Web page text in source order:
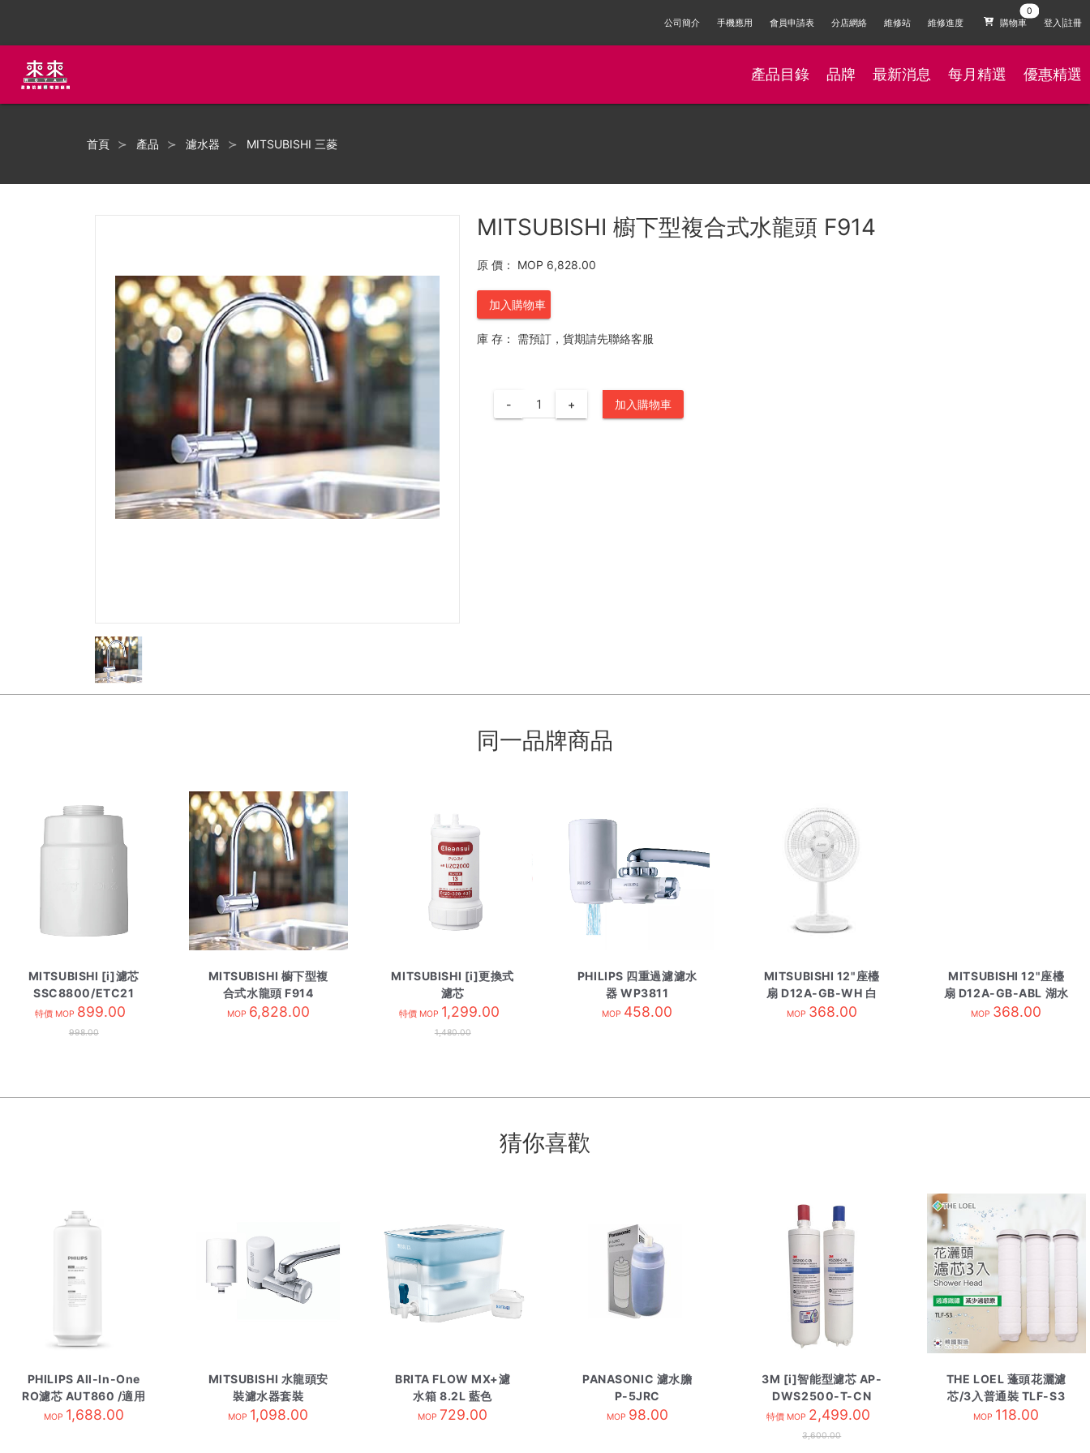
公司簡介 手機應用 會員申請表 分店網絡 維修站 維修進度 購物車 登入|註冊
產品目錄 品牌 最新消息 每月精選 優惠精選
首頁 產品 濾水器 MITSUBISHI 三菱
MITSUBISHI 櫥下型複合式水龍頭 F914
原 價： MOP 6,828.00
加入購物車
庫 存： 需預訂，貨期請先聯絡客服
- + 加入購物車
同一品牌商品
MITSUBISHI [i]濾芯
SSC8800/ETC21
特價 MOP 899.00
998.00
MITSUBISHI 櫥下型複
合式水龍頭 F914
MOP 6,828.00
MITSUBISHI [i]更換式
濾芯
UZC2000E/EUC2000
特價 MOP 1,299.00
1,480.00
PHILIPS 四重過濾濾水
器 WP3811
MOP 458.00
MITSUBISHI 12"座檯
扇 D12A-GB-WH 白
MOP 368.00
MITSUBISHI 12"座檯
扇 D12A-GB-ABL 湖水
藍
MOP 368.00
猜你喜歡
PHILIPS All-In-One
RO濾芯 AUT860 /適用
AUT6036
MOP 1,688.00
MITSUBISHI 水龍頭安
裝濾水器套裝
EF201+EFC21
MOP 1,098.00
BRITA FLOW MX+濾
水箱 8.2L 藍色
MOP 729.00
PANASONIC 濾水膽
P-5JRC
MOP 98.00
3M [i]智能型濾芯 AP-
DWS2500-T-CN
特價 MOP 2,499.00
3,600.00
THE LOEL 蓬頭花灑濾
芯/3入普通裝 TLF-S3
MOP 118.00